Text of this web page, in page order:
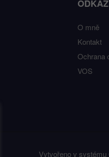
O mně
Kontakt
Ochrana
VOS
Vytvořeno v systému